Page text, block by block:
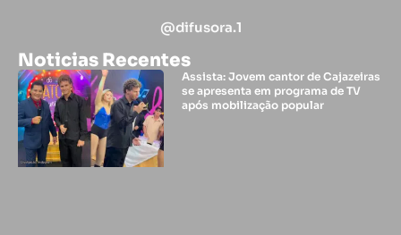
@difusora.1
Noticias Recentes
Assista: Jovem cantor de Cajazeiras
se apresenta em programa de TV
após mobilização popular